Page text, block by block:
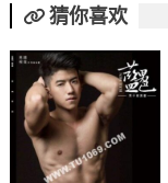
猜你喜欢